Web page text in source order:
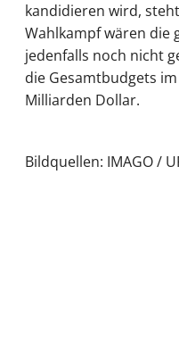
kandidieren wird,
Wahlkampf wären die
jedenfalls noch nicht
die Gesamtbudgets
Milliarden Dollar.
Bildquellen: IMAGO /